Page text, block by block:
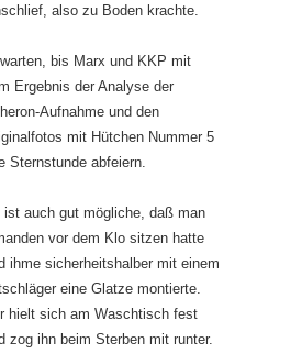
also zu Boden krachte.
bis Marx und KKP mit
Ergebnis der Analyse der
Aufnahme und den
mit Hütchen Nummer 5
Sternstunde abfeiern.
ist auch gut mögliche, daß man
vor dem Klo sitzen hatte
ihme sicherheitshalber mit einem
eine Glatze montierte.
hielt sich am Waschtisch fest
zog ihn beim Sterben mit runter.